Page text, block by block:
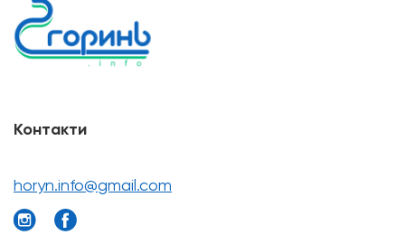
Контакти
horyn.info@gmail.com